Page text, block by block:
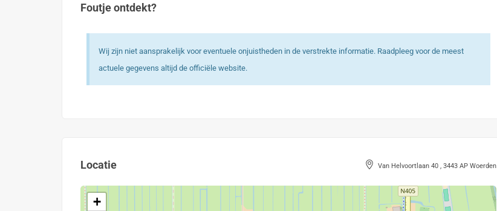
Foutje ontdekt?
Wij zijn niet aansprakelijk voor eventuele onjuistheden in de verstrekte informatie. Raadpleeg voor de meest
actuele gegevens altijd de officiële website.
Locatie Van Helvoortlaan 40 , 3443 AP Woerden
+